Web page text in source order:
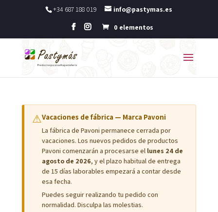
+34 687 188 019 info@pastymas.es
0 elementos
⚠Vacaciones de fábrica — Marca Pavoni
La fábrica de Pavoni permanece cerrada por
vacaciones. Los nuevos pedidos de productos
Pavoni comenzarán a procesarse el lunes 24 de
agosto de 2026, y el plazo habitual de entrega
de 15 días laborables empezará a contar desde
esa fecha.
Puedes seguir realizando tu pedido con
normalidad. Disculpa las molestias.